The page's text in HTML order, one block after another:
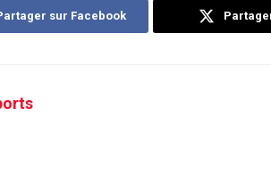
sur Facebook